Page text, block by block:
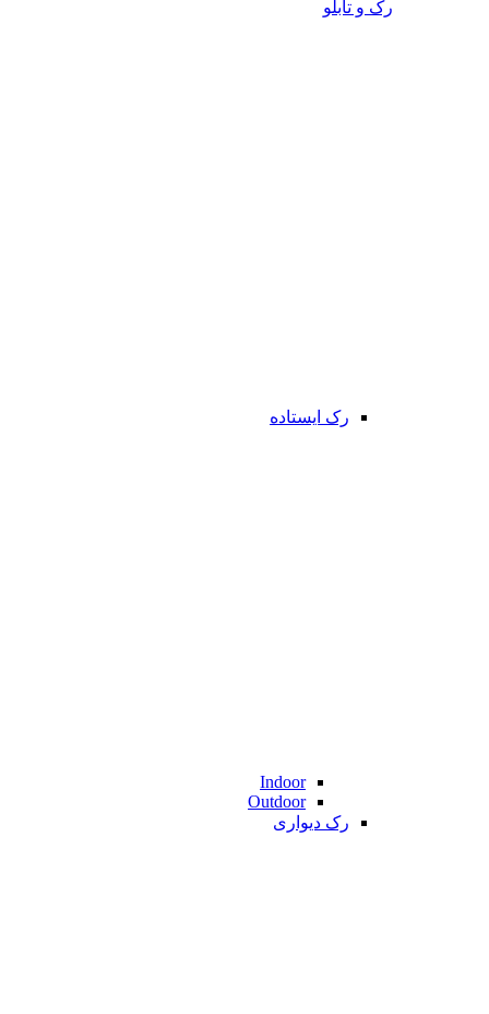
رک و تابلو
رک ایستاده
Indoor
Outdoor
رک دیواری